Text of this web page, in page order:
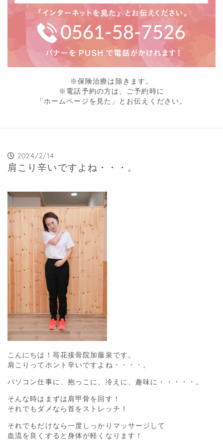
※保険治療は除きます。
※電話予約の方は、ご予約時に
「ホームページを見た」とお伝えください。
2024/2/14
肩こり辛いですよね・・・。
こんにちは！苺花接骨院加藤泉です。
肩こりってホント辛いですよね・・・・。
パソコン仕事に、抱っこに、冷えに、趣味に・・・・・。
そんな時はまずは肩甲骨を回す！
それでもダメなら首をストレッチ！
それでもだけなら一度しっかりマッサージして
血流を良くすると身体が軽くなります！